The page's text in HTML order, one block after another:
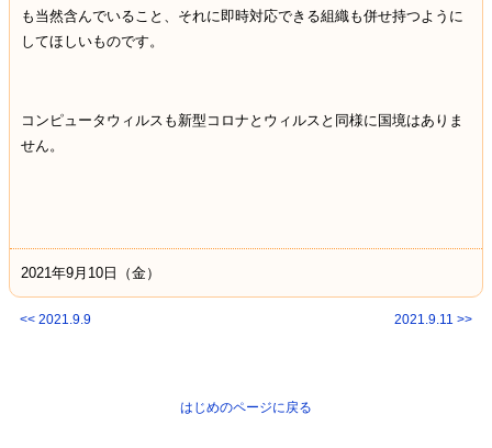
も当然含んでいること、それに即時対応できる組織も併せ持つように
してほしいものです。
コンピュータウィルスも新型コロナとウィルスと同様に国境はありま
せん。
2021年9月10日（金）
<< 2021.9.9 2021.9.11 >>
はじめのページに戻る